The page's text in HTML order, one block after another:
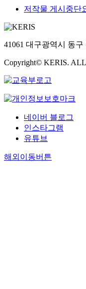
저작물 게시중단
41061 대구광역시 동
Copyright© KERIS.
네이버 블로그
인스타그램
유튜브
해외이동버튼